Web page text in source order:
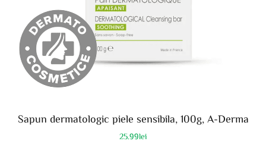
Sapun dermatologic piele sensibila, 100g, A-Derma
25.99lei